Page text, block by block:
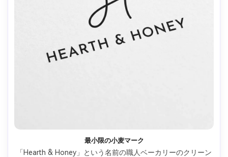
最小限の小麦マーク
「Hearth & Honey」という名前の職人ベーカリーのクリーン